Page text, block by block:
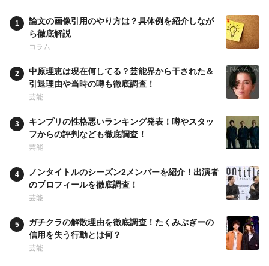
論文の画像引用のやり方は？具体例を紹介しなが
ら徹底解説
コラム
中原理恵は現在何してる？芸能界から干された＆
引退理由や当時の噂も徹底調査！
芸能
キンプリの性格悪いランキング発表！噂やスタッ
フからの評判なども徹底調査！
芸能
ノンタイトルのシーズン2メンバーを紹介！出演者
のプロフィールを徹底調査！
芸能
ガチクラの解散理由を徹底調査！たくみぶぎーの
信用を失う行動とは何？
芸能